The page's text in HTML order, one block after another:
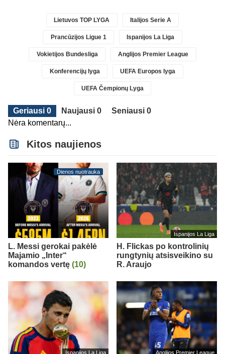
Lietuvos TOP LYGA Italijos Serie A
Prancūzijos Ligue 1 Ispanijos La Liga
Vokietijos Bundesliga Anglijos Premier League
Konferencijų lyga UEFA Europos lyga
UEFA Čempionų Lyga
Geriausi 0 Naujausi 0
Seniausi 0
Nėra komentarų...
Kitos naujienos
Dienos nuotrauka
L. Messi gerokai pakėlė
Majamio „Inter“
komandos vertę (10)
Ispanijos La Liga
H. Flickas po kontrolinių
rungtynių atsisveikino su
R. Araujo
Ispanijos La Liga Anglijos Premier League